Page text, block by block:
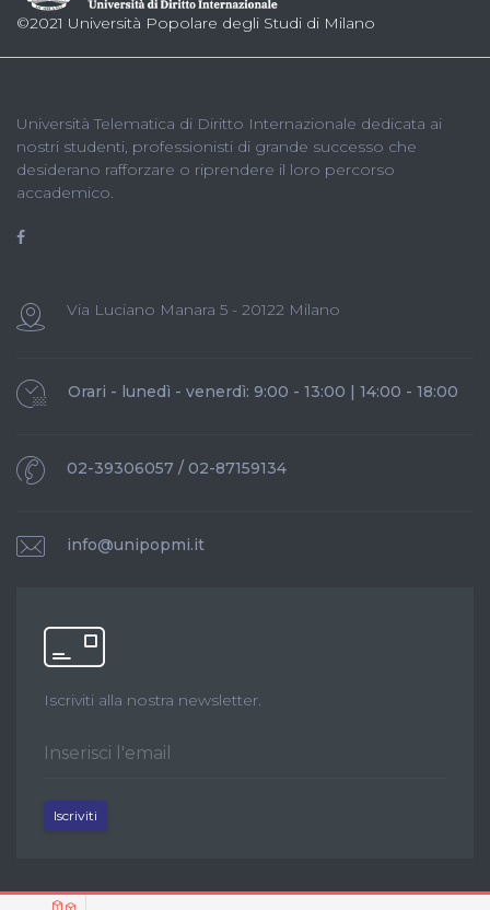
©2021 Università Popolare degli Studi di Milano
Università Telematica di Diritto Internazionale dedicata ai
nostri studenti, professionisti di grande successo che
desiderano rafforzare o riprendere il loro percorso
accademico.
Via Luciano Manara 5 - 20122 Milano
Orari - lunedì - venerdì: 9:00 - 13:00 | 14:00 - 18:00
02-39306057 / 02-87159134
info@unipopmi.it
Iscriviti alla nostra newsletter.
Iscriviti